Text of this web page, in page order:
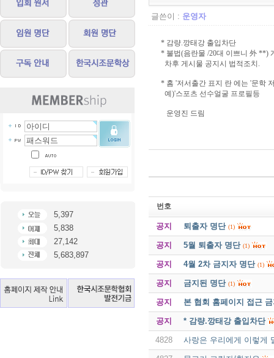
5,397
5,838
27,142
5,683,897
글쓴이 : 운영자
* 감량.깡태강 출입차단
* 불법(음란물 /20대 이쁘니 外 **)
차후 게시물 공지시 법적조치.
* 홈 '저서출간 표지 란 에는 '문학
예)'스포츠 선수얼굴 프로필등
운영진 드림
번호
공지 퇴출자 명단 (1)
공지 5월 퇴출자 명단 (1)
공지 4월 2차 금지자 명단 (1)
공지 금지된 명단 (1)
공지 본 협회 홈페이지 접근
공지 * 감량.깡태강 출입차단
4828 사랑은 우리에게 이렇게